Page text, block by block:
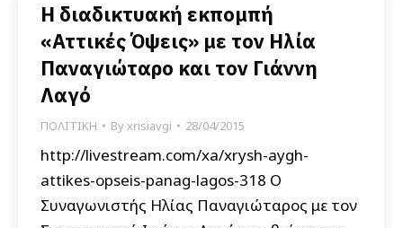
H διαδικτυακή εκπομπή
«Αττικές Όψεις» με τον Ηλία
Παναγιώταρο και τον Γιάννη
Λαγό
ΠΟΛΙΤΙΚΗ Byxrisiavgi 28/04/2015
http://livestream.com/xa/xrysh-aygh-
attikes-opseis-panag-lagos-318 Ο
Συναγωνιστής Ηλίας Παναγιώταρος με τον